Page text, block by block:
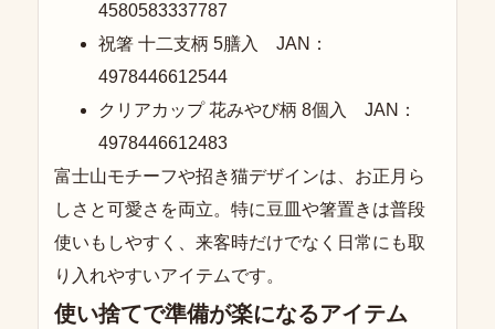
4580583337787
祝箸 十二支柄 5膳入 JAN：
4978446612544
クリアカップ 花みやび柄 8個入 JAN：
4978446612483
富士山モチーフや招き猫デザインは、お正月ら
しさと可愛さを両立。特に豆皿や箸置きは普段
使いもしやすく、来客時だけでなく日常にも取
り入れやすいアイテムです。
使い捨てで準備が楽になるアイテム